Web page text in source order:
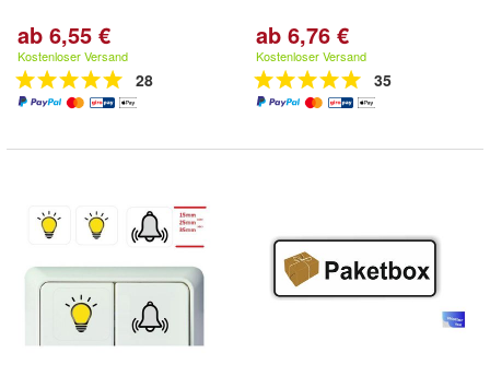
ab 6,55 €
Kostenloser Versand
28
ab 6,76 €
Kostenloser Versand
35